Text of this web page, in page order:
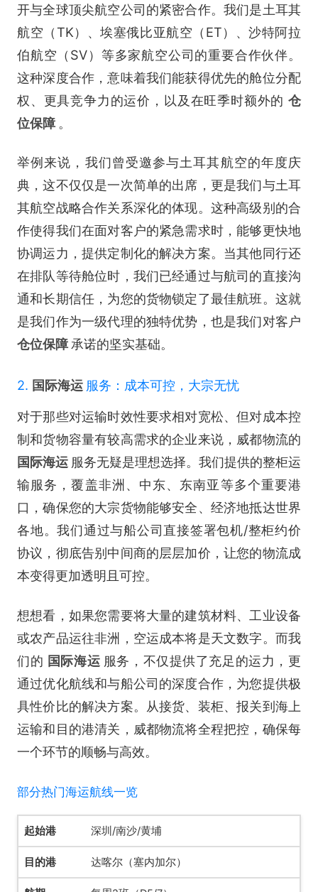
开与全球顶尖航空公司的紧密合作。我们是土耳其
航空（TK）、埃塞俄比亚航空（ET）、沙特阿拉
伯航空（SV）等多家航空公司的重要合作伙伴。
这种深度合作，意味着我们能获得优先的舱位分配
权、更具竞争力的运价，以及在旺季时额外的 仓
位保障 。
举例来说，我们曾受邀参与土耳其航空的年度庆
典，这不仅仅是一次简单的出席，更是我们与土耳
其航空战略合作关系深化的体现。这种高级别的合
作使得我们在面对客户的紧急需求时，能够更快地
协调运力，提供定制化的解决方案。当其他同行还
在排队等待舱位时，我们已经通过与航司的直接沟
通和长期信任，为您的货物锁定了最佳航班。这就
是我们作为一级代理的独特优势，也是我们对客户
仓位保障 承诺的坚实基础。
2. 国际海运 服务：成本可控，大宗无忧
对于那些对运输时效性要求相对宽松、但对成本控
制和货物容量有较高需求的企业来说，威都物流的
国际海运 服务无疑是理想选择。我们提供的整柜运
输服务，覆盖非洲、中东、东南亚等多个重要港
口，确保您的大宗货物能够安全、经济地抵达世界
各地。我们通过与船公司直接签署包机/整柜约价
协议，彻底告别中间商的层层加价，让您的物流成
本变得更加透明且可控。
想想看，如果您需要将大量的建筑材料、工业设备
或农产品运往非洲，空运成本将是天文数字。而我
们的 国际海运 服务，不仅提供了充足的运力，更
通过优化航线和与船公司的深度合作，为您提供极
具性价比的解决方案。从接货、装柜、报关到海上
运输和目的港清关，威都物流将全程把控，确保每
一个环节的顺畅与高效。
部分热门海运航线一览
深圳/南沙/黄埔
达喀尔（塞内加尔）